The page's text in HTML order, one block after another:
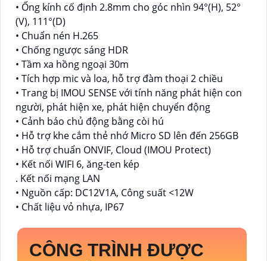
• Ống kính cố định 2.8mm cho góc nhìn 94°(H), 52°
(V), 111°(D)
• Chuẩn nén H.265
• Chống ngược sáng HDR
• Tầm xa hồng ngoại 30m
• Tích hợp mic và loa, hỗ trợ đàm thoại 2 chiều
• Trang bị IMOU SENSE với tính năng phát hiện con
người, phát hiện xe, phát hiện chuyển động
• Cảnh báo chủ động bằng còi hú
• Hỗ trợ khe cắm thẻ nhớ Micro SD lên đến 256GB
• Hỗ trợ chuẩn ONVIF, Cloud (IMOU Protect)
• Kết nối WIFI 6, ăng-ten kép
. Kết nối mạng LAN
• Nguồn cấp: DC12V1A, Công suất <12W
• Chất liệu vỏ nhựa, IP67
CÔNG TRÌNH ĐƯỢC